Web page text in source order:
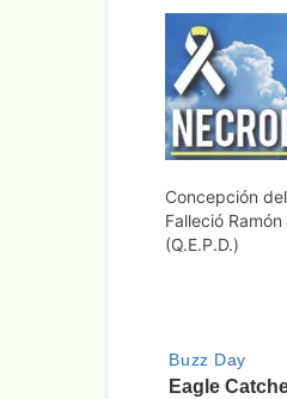
Concepción
Falleció
(Q.E.P.D.)